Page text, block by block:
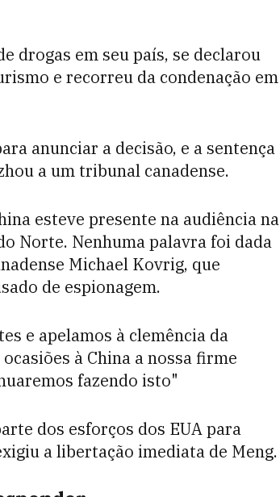
drogas em seu país, se declarou
e recorreu da condenação em
anunciar a decisão, e a sentença
a um tribunal canadense.
esteve presente na audiência na
Norte. Nenhuma palavra foi dada
Michael Kovrig, que
de espionagem.
e apelamos à clemência da
à China a nossa firme
fazendo isto"
dos esforços dos EUA para
a libertação imediata de Meng.